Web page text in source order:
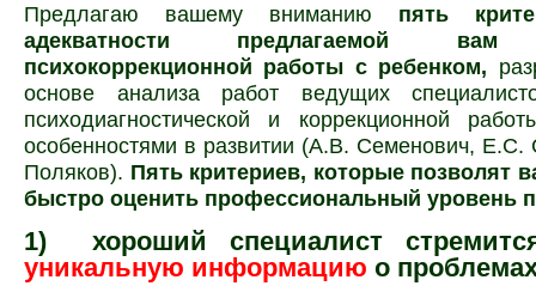
Предлагаю вашему вниманию пять
адекватности предлагаемой вам
психокоррекционной работы с ребенком,
основе анализа работ ведущих
психодиагностической и коррекционной
особенностями в развитии (А.В. Семенович,
Поляков). Пять критериев, которые позволят
быстро оценить профессиональный уровень
1)
хороший специалист
уникальную информацию о